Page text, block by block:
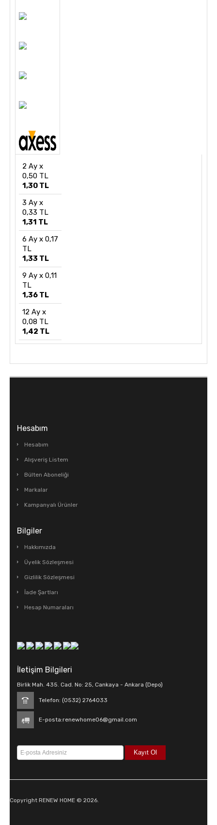
2 Ay x
0,50 TL
1,30 TL
3 Ay x
0,33 TL
1,31 TL
6 Ay x 0,17
TL
1,33 TL
9 Ay x 0,11
TL
1,36 TL
12 Ay x
0,08 TL
1,42 TL
Hesabım
Hesabım
Alışveriş Listem
Bülten Aboneliği
Markalar
Kampanyalı Ürünler
Bilgiler
Hakkımızda
Üyelik Sözleşmesi
Gizlilik Sözleşmesi
İade Şartları
Hesap Numaraları
İletişim Bilgileri
Birlik Mah. 435. Cad. No: 25, Cankaya - Ankara (Depo)
Telefon: (0532) 2764033
E-posta:renewhome06@gmail.com
Copyright RENEW HOME © 2026.